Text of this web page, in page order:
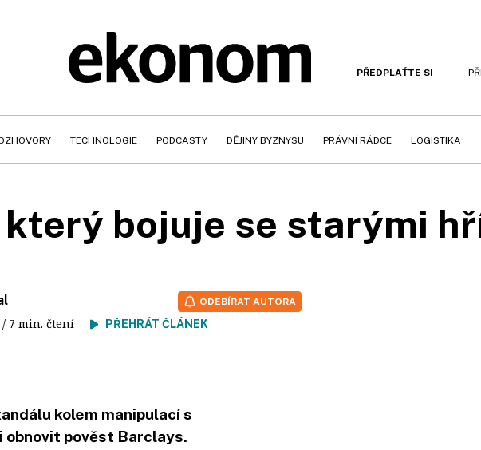
PŘEDPLAŤTE SI
TECHNOLOGIE PODCASTY DĚJINY BYZNYSU PRÁVNÍ RÁDCE LOGISTIKA
který bojuje se starými
/ 7 min. čtení PŘEHRÁT ČLÁNEK
ODEBÍRAT AUTORA
kolem manipulací s
obnovit pověst Barclays.